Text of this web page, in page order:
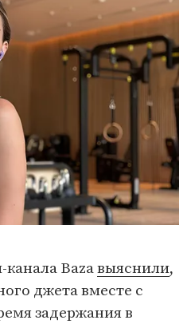
Bazaвыяснили,
джета вместе с
задержания в